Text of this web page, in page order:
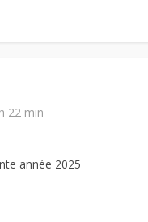
22 min
année 2025